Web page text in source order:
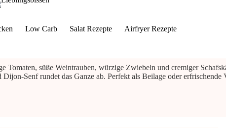
Low Carb Salat Rezepte
Airfryer Rezepte
süße Weintrauben, würzige Zwiebeln und cremiger
Senf rundet das Ganze ab. Perfekt als Beilage oder erfrischende